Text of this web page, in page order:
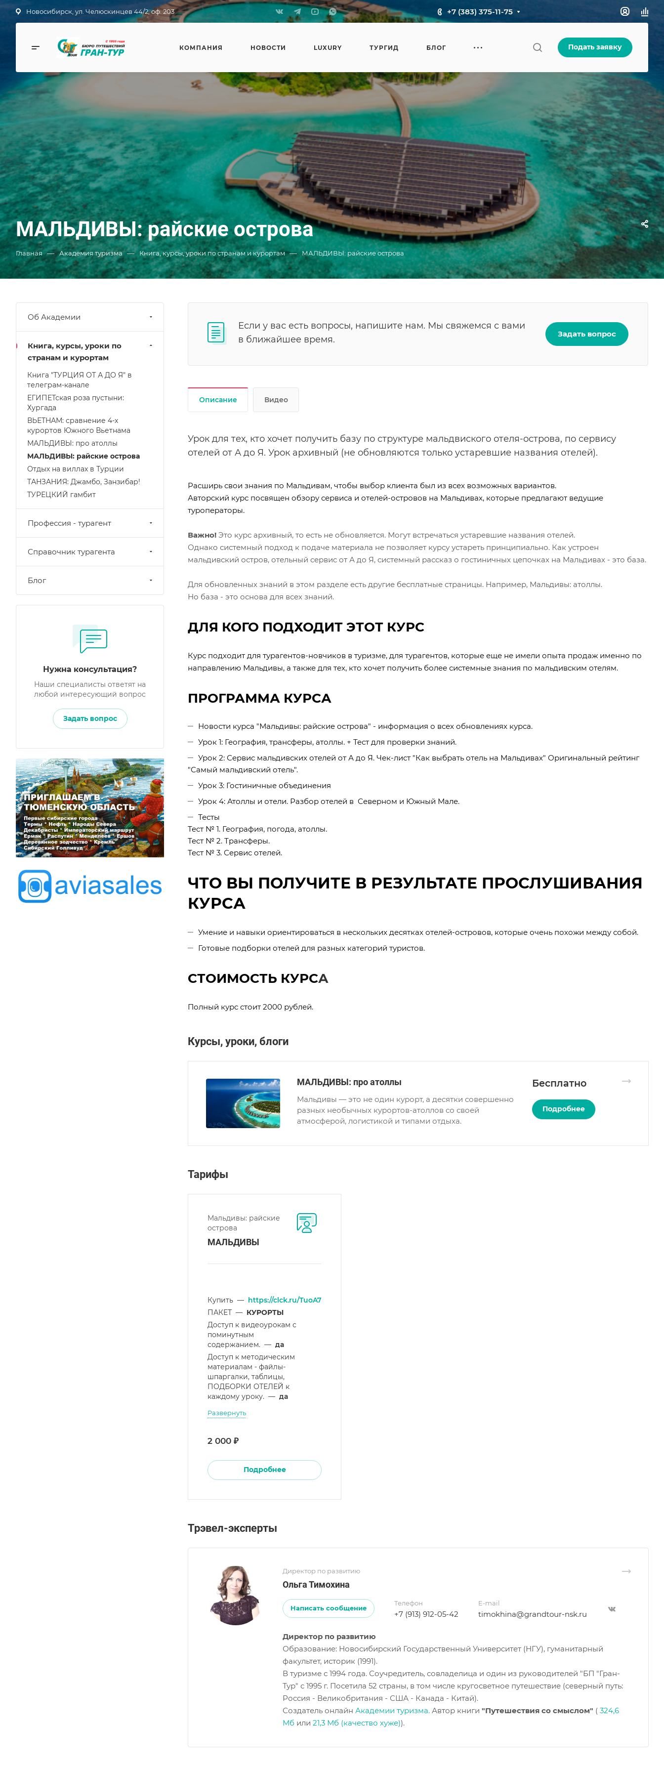
Новосибирск, ул. Челюскинцев 44/2, оф. 203 +7 (383) 375-11-75
КОМПАНИЯ НОВОСТИ LUXURY ТУРГИД БЛОГ Подать заявку
МАЛЬДИВЫ: райские острова
Главная — Академия туризма — Книга, курсы, уроки по странам и курортам — МАЛЬДИВЫ: райские острова
Если у вас есть вопросы, напишите нам. Мы свяжемся с вами
в ближайшее время.
Задать вопрос
Описание Видео
Урок для тех, кто хочет получить базу по структуре мальдвиского отеля-острова, по сервису
отелей от А до Я. Урок архивный (не обновляются только устаревшие названия отелей).
Расширь свои знания по Мальдивам, чтобы выбор клиента был из всех возможных вариантов.
Авторский курс посвящен обзору сервиса и отелей-островов на Мальдивах, которые предлагают ведущие
туроператоры.
Важно! Это курс архивный, то есть не обновляется. Могут встречаться устаревшие названия отелей.
Однако системный подход к подаче материала не позволяет курсу устареть принципиально. Как устроен
мальдивский остров, отельный сервис от А до Я, системный рассказ о гостиничных цепочках на Мальдивах - это база.
Для обновленных знаний в этом разделе есть другие бесплатные страницы. Например, Мальдивы: атоллы.
Но база - это основа для всех знаний.
ДЛЯ КОГО ПОДХОДИТ ЭТОТ КУРС
Курс подходит для турагентов-новчиков в туризме, для турагентов, которые еще не имели опыта продаж именно по
направлению Мальдивы, а также для тех, кто хочет получить более системные знания по мальдивским отелям.
ПРОГРАММА КУРСА
Новости курса "Мальдивы: райские острова" - информация о всех обновлениях курса.
Урок 1: География, трансферы, атоллы. + Тест для проверки знаний.
Урок 2: Сервис мальдивских отелей от А до Я. Чек-лист "Как выбрать отель на Мальдивах" Оригинальный рейтинг
"Самый мальдивский отель".
Урок 3: Гостиничные объединения
Урок 4: Атоллы и отели. Разбор отелей в Северном и Южный Мале.
Тесты
Тест № 1. География, погода, атоллы.
Тест № 2. Трансферы.
Тест № 3. Сервис отелей.
ЧТО ВЫ ПОЛУЧИТЕ В РЕЗУЛЬТАТЕ ПРОСЛУШИВАНИЯ
КУРСА
Умение и навыки ориентироваться в нескольких десятках отелей-островов, которые очень похожи между собой.
Готовые подборки отелей для разных категорий туристов.
СТОИМОСТЬ КУРСА
Полный курс стоит 2000 рублей.
Курсы, уроки, блоги
МАЛЬДИВЫ: про атоллы
Мальдивы — это не один курорт, а десятки совершенно
разных необычных курортов-атоллов со своей
атмосферой, логистикой и типами отдыха.
Бесплатно
Подробнее
Тарифы
Мальдивы: райские
острова
МАЛЬДИВЫ
Купить — https://clck.ru/TuoA7
ПАКЕТ — КУРОРТЫ
Доступ к видеоурокам с
поминутным
содержанием. — да
Доступ к методическим
материалам - файлы-
шпаргалки, таблицы,
ПОДБОРКИ ОТЕЛЕЙ к
каждому уроку. — да
Развернуть
2 000 ₽
Подробнее
Трэвел-эксперты
Директор по развитию
Ольга Тимохина
Написать сообщение
Телефон
+7 (913) 912-05-42
E-mail
timokhina@grandtour-nsk.ru
Директор по развитию
Образование: Новосибирский Государственный Университет (НГУ), гуманитарный
факультет, историк (1991).
В туризме с 1994 года. Соучредитель, совладелица и один из руководителей "БП "Гран-
Тур" с 1995 г. Посетила 52 страны, в том числе кругосветное путешествие (северный путь:
Россия - Великобритания - США - Канада - Китай).
Создатель онлайн Академии туризма. Автор книги "Путешествия со смыслом" ( 324,6
Мб или 21,3 Мб (качество хуже)).
Об Академии
Книга, курсы, уроки по
странам и курортам
Книга "ТУРЦИЯ ОТ А ДО Я" в
телеграм-канале
ЕГИПЕТская роза пустыни:
Хургада
ВЬЕТНАМ: сравнение 4-х
курортов Южного Вьетнама
МАЛЬДИВЫ: про атоллы
МАЛЬДИВЫ: райские острова
Отдых на виллах в Турции
ТАНЗАНИЯ: Джамбо, Занзибар!
ТУРЕЦКИЙ гамбит
Профессия - турагент
Справочник турагента
Блог
Нужна консультация?
Наши специалисты ответят на
любой интересующий вопрос
Задать вопрос